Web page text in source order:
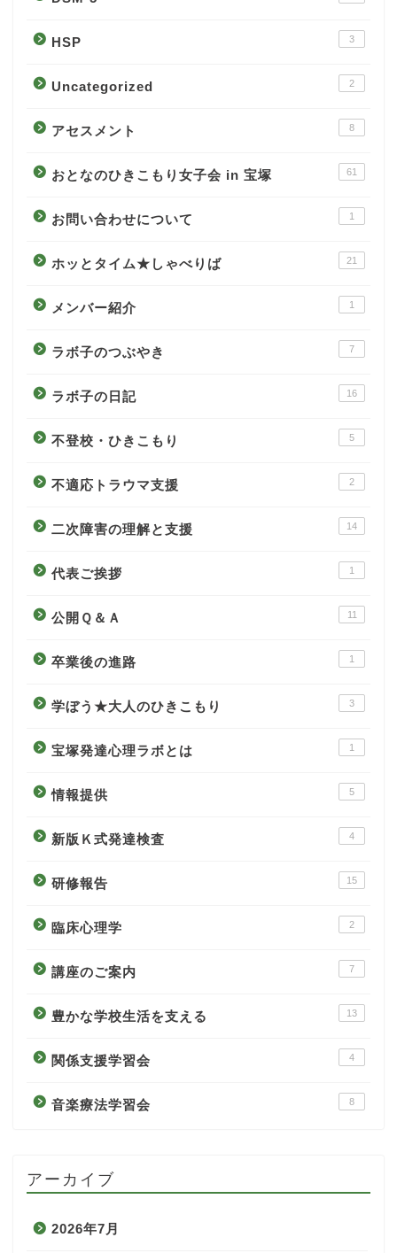
HSP 3
Uncategorized 2
アセスメント 8
おとなのひきこもり女子会 in 宝塚 61
お問い合わせについて 1
ホッとタイム★しゃべりば 21
メンバー紹介 1
ラボ子のつぶやき 7
ラボ子の日記 16
不登校・ひきこもり 5
不適応トラウマ支援 2
二次障害の理解と支援 14
代表ご挨拶 1
公開Ｑ＆Ａ 11
卒業後の進路 1
学ぼう★大人のひきこもり 3
宝塚発達心理ラボとは 1
情報提供 5
新版Ｋ式発達検査 4
研修報告 15
臨床心理学 2
講座のご案内 7
豊かな学校生活を支える 13
関係支援学習会 4
音楽療法学習会 8
アーカイブ
2026年7月